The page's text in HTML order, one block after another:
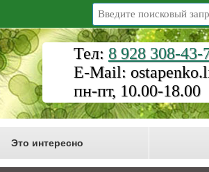
Тел: 8 928 308-43-
E-Mail:
пн-пт, 10.00-18.00
Это интересно